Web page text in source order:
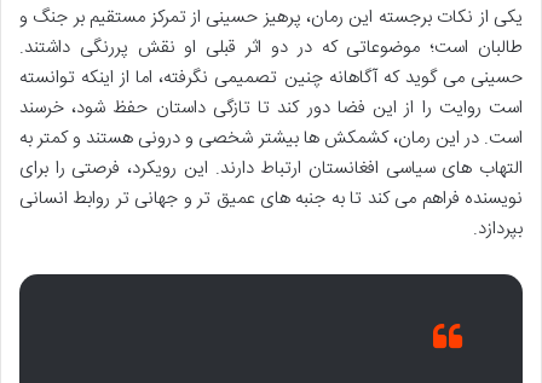
یکی از نکات برجسته این رمان، پرهیز حسینی از تمرکز مستقیم بر جنگ و
طالبان است؛ موضوعاتی که در دو اثر قبلی او نقش پررنگی داشتند.
حسینی می گوید که آگاهانه چنین تصمیمی نگرفته، اما از اینکه توانسته
است روایت را از این فضا دور کند تا تازگی داستان حفظ شود، خرسند
است. در این رمان، کشمکش ها بیشتر شخصی و درونی هستند و کمتر به
التهاب های سیاسی افغانستان ارتباط دارند. این رویکرد، فرصتی را برای
نویسنده فراهم می کند تا به جنبه های عمیق تر و جهانی تر روابط انسانی
بپردازد.